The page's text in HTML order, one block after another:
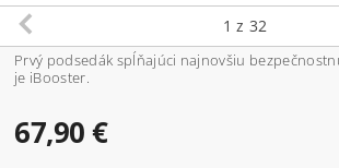
1 z 32
Prvý podsedák spĺňajúci najnovšiu
je iBooster.
67,90 €